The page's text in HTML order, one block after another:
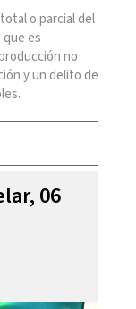
o parcial del
es
no
y un delito de
06